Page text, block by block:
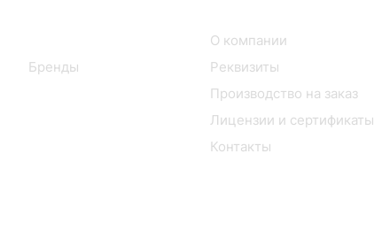
Бренды
О компании
Реквизиты
Производство на заказ
Лицензии и сертификаты
Контакты